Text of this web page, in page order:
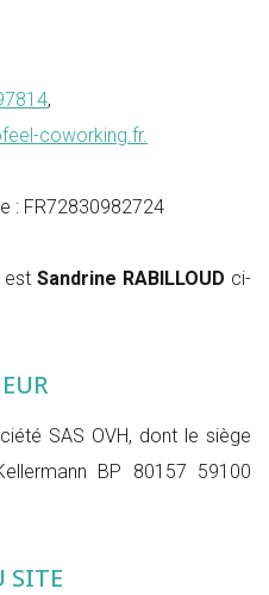
,
coworking.fr.
: FR72830982724
est Sandrine RABILLOUD ci-
SAS OVH, dont le siège
BP 80157 59100
SITE